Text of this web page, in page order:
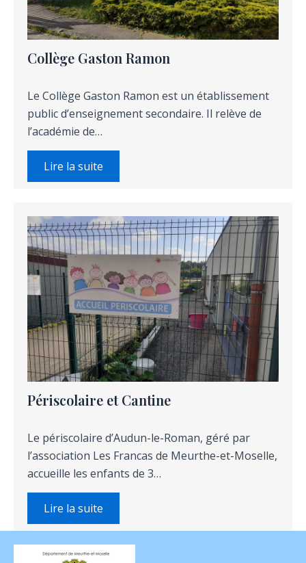
Collège Gaston Ramon
Le Collège Gaston Ramon est un établissement
public d’enseignement secondaire. Il relève de
l’académie de…
Lire la suite
Périscolaire et Cantine
Le périscolaire d’Audun-le-Roman, géré par
l’association Les Francas de Meurthe-et-Moselle,
accueille les enfants de 3…
Lire la suite